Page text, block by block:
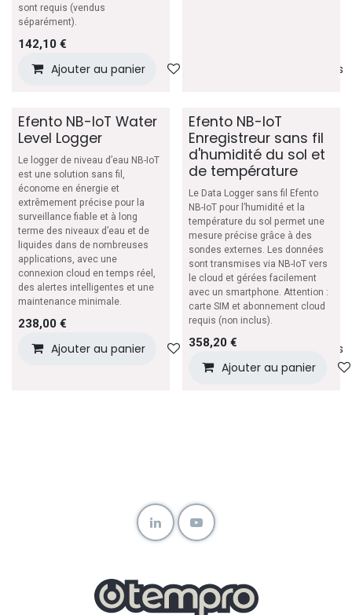
sont requis (vendus
séparément).
142,10 €
Ajouter au panier Ajouter à la liste de souhaits
Efento NB-IoT Water
Level Logger
Le logger de niveau d’eau NB-IoT
est une solution sans fil,
économe en énergie et
extrêmement précise pour la
surveillance fiable et à long
terme des niveaux d’eau et de
liquides dans de nombreuses
applications, avec une
connexion cloud en temps réel,
des alertes intelligentes et une
maintenance minimale.
238,00 €
Ajouter au panier Ajouter à la liste de souhaits
Efento NB-IoT
Enregistreur sans fil
d'humidité du sol et
de température
Le Data Logger sans fil Efento
NB-IoT pour l’humidité et la
température du sol permet une
mesure précise grâce à des
sondes externes. Les données
sont transmises via NB-IoT vers
le cloud et gérées facilement
avec un smartphone. Attention :
carte SIM et abonnement cloud
requis (non inclus).
358,20€
Ajouter au panier